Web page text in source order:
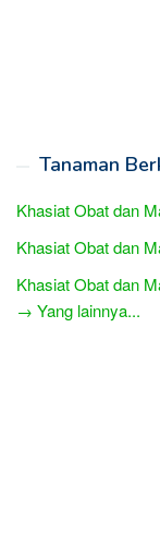
Tanaman
Khasiat Obat dan
Khasiat Obat dan
Khasiat Obat dan
→ Yang lainnya...